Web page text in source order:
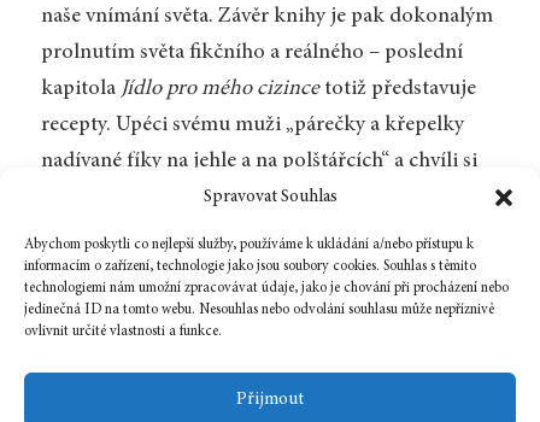
Spravovat Souhlas
Abychom poskytli co nejlepší služby, používáme k ukládání a/nebo přístupu k
informacím o zařízení, technologie jako jsou soubory cookies. Souhlas s těmito
technologiemi nám umožní zpracovávat údaje, jako je chování při procházení nebo
jedinečná ID na tomto webu. Nesouhlas nebo odvolání souhlasu může nepříznivě
ovlivnit určité vlastnosti a funkce.
Přijmout
naše vnímání světa. Závěr knihy je pak dokonalým
prolnutím světa fikčního a reálného – poslední
kapitola Jídlo pro mého cizincetotiž představuje
recepty. Upéci svému muži „párečky a křepelky
nadívané fíky na jehle a na polštářcích“ a chvíli si
ho představovat jako tajemného cizince…, kde ale
seženu křepelky a fíky? A manžela?